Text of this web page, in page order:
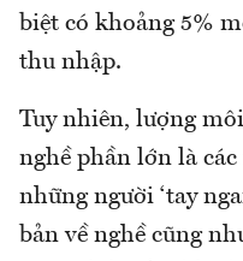
biệt có khoảng 5%
thu nhập.
Tuy nhiên, lượng
nghề phần lớn là
những người ‘tay
bản về nghề cũng